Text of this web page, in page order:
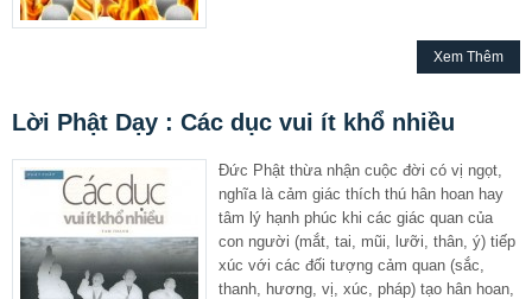
Xem Thêm
Lời Phật Dạy : Các dục vui ít khổ nhiều
Đức Phật thừa nhận cuộc đời có vị ngọt,
nghĩa là cảm giác thích thú hân hoan hay
tâm lý hạnh phúc khi các giác quan của
con người (mắt, tai, mũi, lưỡi, thân, ý) tiếp
xúc với các đối tượng cảm quan (sắc,
thanh, hương, vị, xúc, pháp) tạo hân hoan,